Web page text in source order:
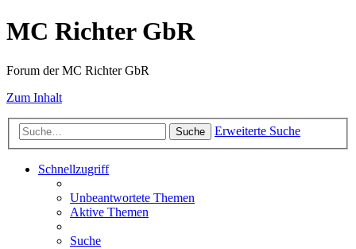
MC Richter GbR
Forum der MC Richter GbR
Zum Inhalt
Suche Erweiterte Suche
Schnellzugriff
Unbeantwortete Themen
Aktive Themen
Suche